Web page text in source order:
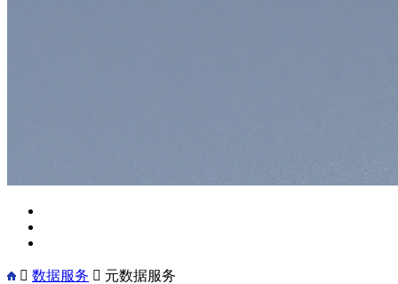
 数据服务  元数据服务